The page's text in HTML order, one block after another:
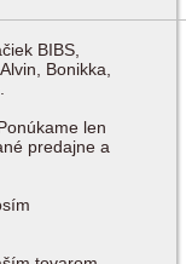
BIBS,
Bonikka,
len
predajne a